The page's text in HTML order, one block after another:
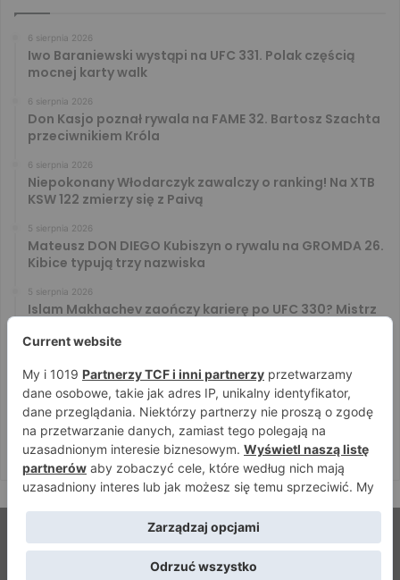
6 sierpnia 2026
Iwo Baraniewski wystąpi na UFC 331. Polak częścią
mocnej karty walk
6 sierpnia 2026
Don Kasjo poznał rywala na FAME 32. Bartosz Szachta
przeciwnikiem Króla
6 sierpnia 2026
Niepokonany Włodarczyk zawalczy o ranking! Na XTB
KSW 122 zmierzy się z Paivą
5 sierpnia 2026
Mateusz DON DIEGO Kubiszyn o rywalu na GROMDA 26.
Kibice typują trzy nazwiska
5 sierpnia 2026
Islam Makhachev zaończy karierę po UFC 330? Mistrz
Tańcula nie gryzł się w język. Wymowna sugestia o
zachowaniu Jacka Murańskiego [VIDEO]
4 sierpnia 2026
Ostre spojrzenia Jóźwiaka i Ryty. Zobacz face to face
przed PRIME 18
© Strefamma.pl 2026, Wszelkie prawa zastrzeżone |
Home
Redakcja Kontakt